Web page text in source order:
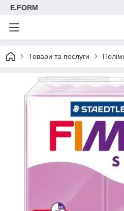
E.FORM
Товари та послуги